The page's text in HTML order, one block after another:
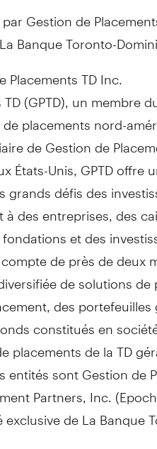
Gestion de
Banque Toronto-
TD Inc.
(GPTD), un membre
placements nord-
de Gestion de
États-Unis, GPTD offre
défis des
des entreprises, des
et des
de près de deux
de solutions
des portefeuilles
constitués en
placements de la TD
sont Gestion de
Partners, Inc.
de La Banque